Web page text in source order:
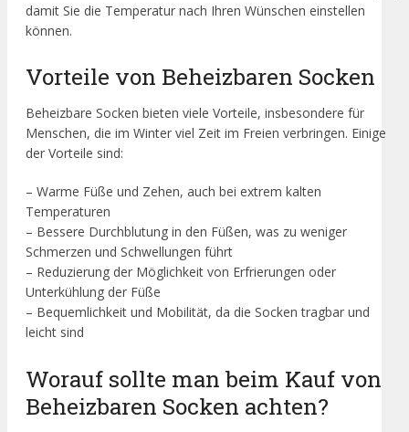
damit Sie die Temperatur nach Ihren Wünschen einstellen
können.
Vorteile von Beheizbaren Socken
Beheizbare Socken bieten viele Vorteile, insbesondere für
Menschen, die im Winter viel Zeit im Freien verbringen. Einige
der Vorteile sind:
– Warme Füße und Zehen, auch bei extrem kalten
Temperaturen
– Bessere Durchblutung in den Füßen, was zu weniger
Schmerzen und Schwellungen führt
– Reduzierung der Möglichkeit von Erfrierungen oder
Unterkühlung der Füße
– Bequemlichkeit und Mobilität, da die Socken tragbar und
leicht sind
Worauf sollte man beim Kauf von
Beheizbaren Socken achten?